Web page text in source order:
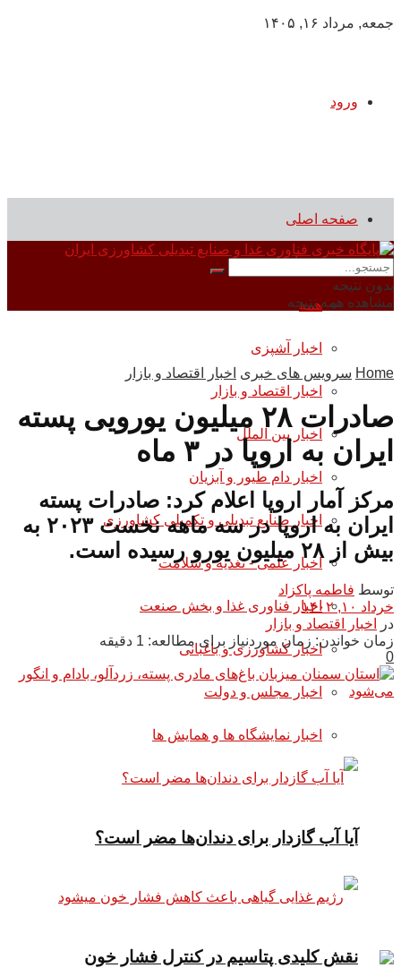
جمعه, مرداد ۱۶, ۱۴۰۵
ورود
صفحه اصلی
سرویس های خبری
همه
اخبار آشپزی
اخبار اقتصاد و بازار
اخبار بین الملل
اخبار دام طیور و آبزیان
اخبار صنایع تبدیلی و تکمیلی کشاورزی
اخبار علمی - تغذیه و سلامت
اخبار فناوری غذا و بخش صنعت
اخبار کشاورزی و باغبانی
اخبار مجلس و دولت
اخبار نمایشگاه ها و همایش ها
آیا آب گازدار برای دندان‌ها مضر است؟
نقش کلیدی پتاسیم در کنترل فشار خون
بدون نتیجه
مشاهده همه نتیجه
Home سرویس های خبری اخبار اقتصاد و بازار
صادرات ۲۸ میلیون یورویی پسته
ایران به اروپا در ۳ ماه
مرکز آمار اروپا اعلام کرد: صادرات پسته
ایران به اروپا در سه ماهه نخست ۲۰۲۳ به
بیش از ۲۸ میلیون یورو رسیده است.
توسط فاطمه پاکزاد
خرداد ۱۰, ۱۴۰۲
در
اخبار اقتصاد و بازار
زمان خواندن: زمان موردنیاز برای مطالعه: 1 دقیقه
0